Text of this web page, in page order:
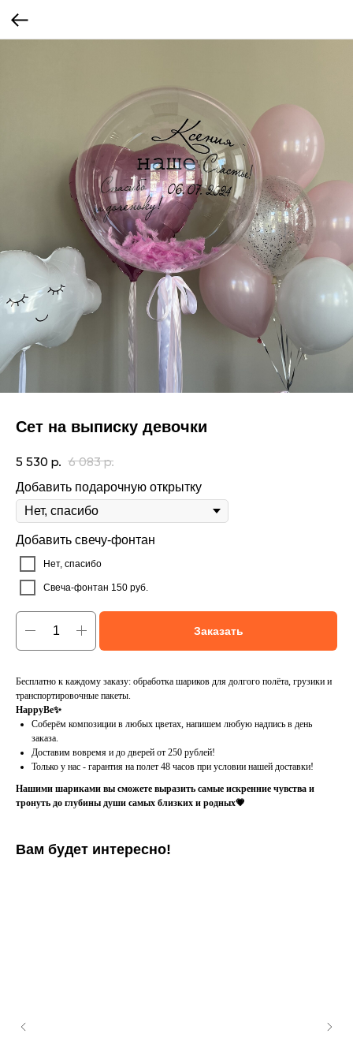
Сет на выписку девочки
5 530 р. 6 083 р.
Добавить подарочную открытку
Добавить свечу-фонтан
Нет, спасибо
Свеча-фонтан 150 руб.
Заказать
Бесплатно к каждому заказу: обработка шариков для долгого полёта, грузики и
транспортировочные пакеты.
HappyBe✨
Соберём композиции в любых цветах, напишем любую надпись в день
заказа.
Доставим вовремя и до дверей от 250 рублей!
Только у нас - гарантия на полет 48 часов при условии нашей доставки!
Нашими шариками вы сможете выразить самые искренние чувства и
тронуть до глубины души самых близких и родных💗
Вам будет интересно!